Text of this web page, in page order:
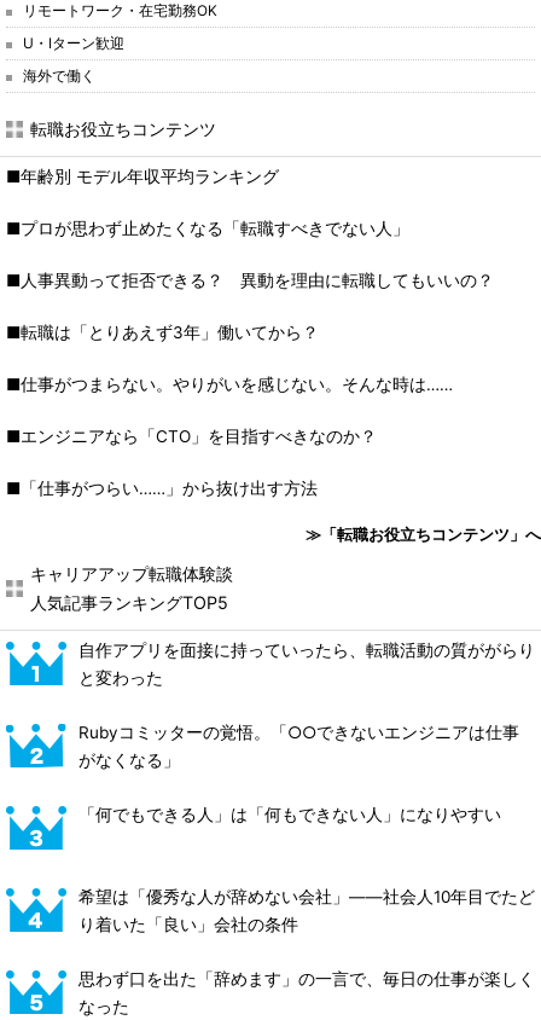
リモートワーク・在宅勤務OK
U・Iターン歓迎
海外で働く
転職お役立ちコンテンツ
■年齢別 モデル年収平均ランキング
■プロが思わず止めたくなる「転職すべきでない人」
■人事異動って拒否できる？ 異動を理由に転職してもいいの？
■転職は「とりあえず3年」働いてから？
■仕事がつまらない。やりがいを感じない。そんな時は……
■エンジニアなら「CTO」を目指すべきなのか？
■「仕事がつらい……」から抜け出す方法
≫「転職お役立ちコンテンツ」へ
キャリアアップ転職体験談
人気記事ランキングTOP5
自作アプリを面接に持っていったら、転職活動の質ががらり
と変わった
Rubyコミッターの覚悟。「○○できないエンジニアは仕事
がなくなる」
「何でもできる人」は「何もできない人」になりやすい
希望は「優秀な人が辞めない会社」――社会人10年目でたど
り着いた「良い」会社の条件
思わず口を出た「辞めます」の一言で、毎日の仕事が楽しく
なった